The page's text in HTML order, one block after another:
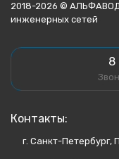
2018-2026 ©
инженерных сетей
8
Контакты:
г. Санкт-Петербург,